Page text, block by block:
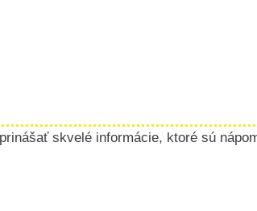
skvelé informácie, ktoré sú